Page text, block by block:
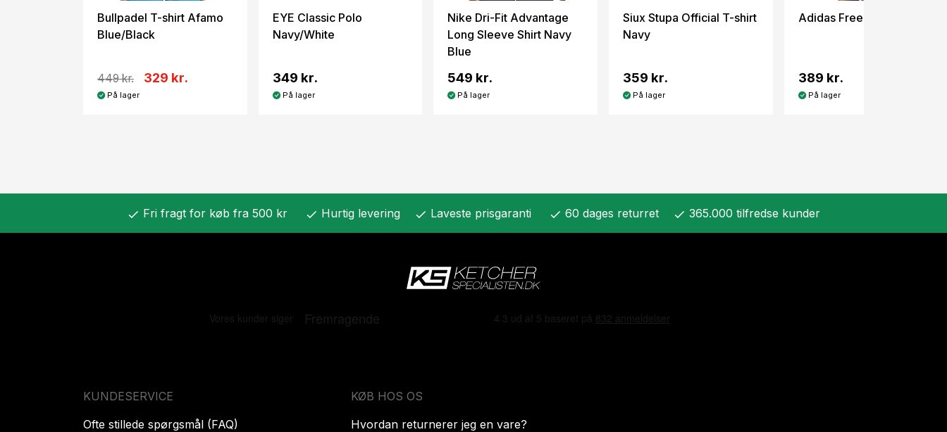
Bullpadel T-shirt Afamo
Blue/Black
449 kr. 329 kr.
På lager
EYE Classic Polo
Navy/White
349 kr.
På lager
Nike Dri-Fit Advantage
Long Sleeve Shirt Navy
Blue
549 kr.
På lager
Siux Stupa Official T-shirt
Navy
359 kr.
På lager
Adidas Freelift Tee Black
389 kr.
På lager
check Fri fragt for køb fra 500 kr check Hurtig levering check Laveste prisgaranti check 60 dages returret check 365.000 tilfredse kunder
KUNDESERVICE
Ofte stillede spørgsmål (FAQ)
KØB HOS OS
Hvordan returnerer jeg en vare?